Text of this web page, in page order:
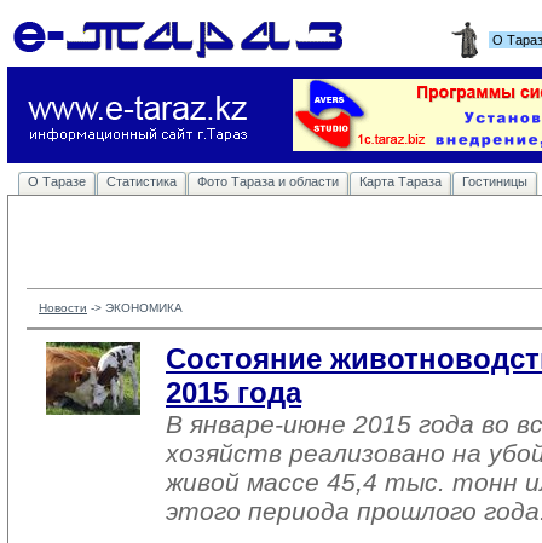
О
О Таразе Статистика Фото Тараза и области Карта Тараза Гостиницы
Новости -> ЭКОНОМИКА
Состояние
2015 года
В январе-июне 2015 года во
хозяйств реализовано на
живой массе 45,4 тыс. тонн
этого периода прошлого